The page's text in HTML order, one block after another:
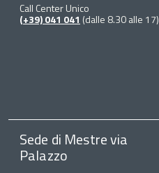
Call Center Unico
(+39) 041 041 (dalle 8.30 alle 17)
Sede di Mestre via
Palazzo